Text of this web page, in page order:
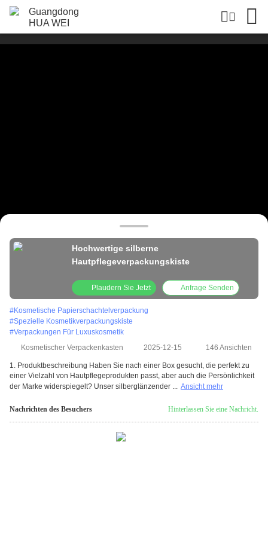
Hochwertige silberne
Hautpflegeverpackungskiste
Plaudern Sie Jetzt Anfrage Senden
#Kosmetische Papierschachtelverpackung
#Spezielle Kosmetikverpackungskiste
#Verpackungen Für Luxuskosmetik
Kosmetischer Verpackenkasten
2025-12-15 146 Ansichten
1. Produktbeschreibung Haben Sie nach einer Box gesucht, die perfekt zu
einer Vielzahl von Hautpflegeprodukten passt, aber auch die Persönlichkeit
der Marke widerspiegelt? Unser silberglänzender ... Ansicht mehr
Nachrichten des Besuchers Hinterlassen Sie eine Nachricht.